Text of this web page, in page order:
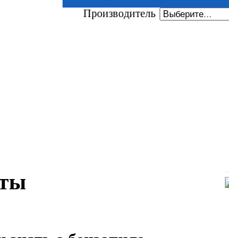
Производитель